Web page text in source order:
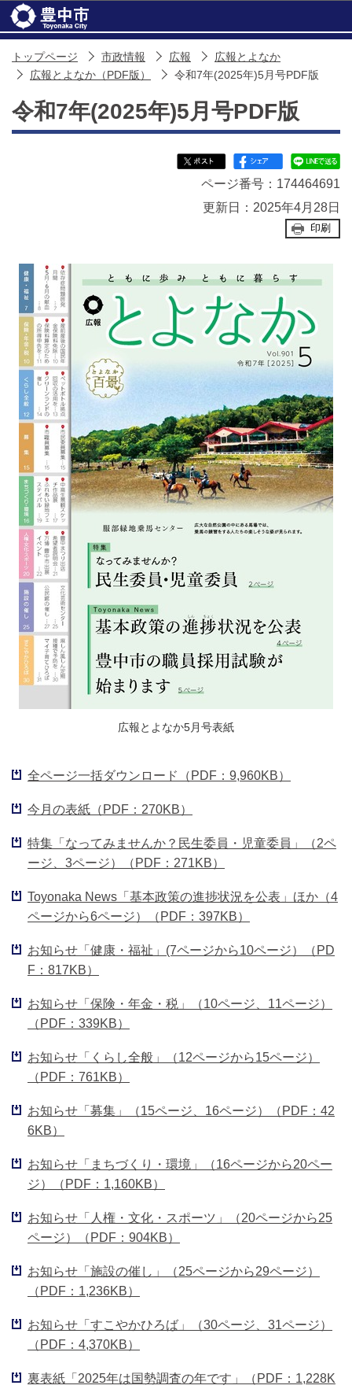
トップページ 市政情報 広報
広報とよなか
広報とよなか（PDF版）
令和7年(2025年)5月号PDF版
令和7年(2025年)5月号PDF版
ページ番号：174464691
更新日：2025年4月28日
印刷
広報とよなか5月号表紙
全ページ一括ダウンロード（PDF：9,960KB）
今月の表紙（PDF：270KB）
特集「なってみませんか？民生委員・児童委員」（2ペ
ージ、3ページ）（PDF：271KB）
Toyonaka News「基本政策の進捗状況を公表」ほか（4
ページから6ページ）（PDF：397KB）
お知らせ「健康・福祉」(7ページから10ページ）（PD
F：817KB）
お知らせ「保険・年金・税」（10ページ、11ページ）
（PDF：339KB）
お知らせ「くらし全般」（12ページから15ページ）
（PDF：761KB）
お知らせ「募集」（15ページ、16ページ）（PDF：42
6KB）
お知らせ「まちづくり・環境」（16ページから20ペー
ジ）（PDF：1,160KB）
お知らせ「人権・文化・スポーツ」（20ページから25
ページ）（PDF：904KB）
お知らせ「施設の催し」（25ページから29ページ）
（PDF：1,236KB）
お知らせ「すこやかひろば」（30ページ、31ページ）
（PDF：4,370KB）
裏表紙「2025年は国勢調査の年です」（PDF：1,228K